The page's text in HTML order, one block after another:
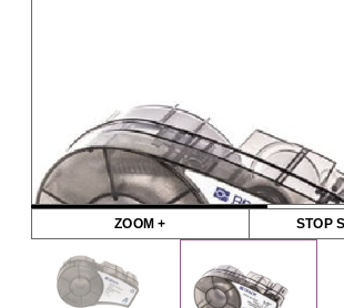
ZOOM + STOP